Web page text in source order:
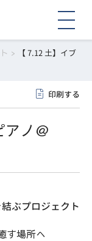
>
【 7.12 土】イブ
印刷する
アノ＠
ぶプロジェクト
す場所へ